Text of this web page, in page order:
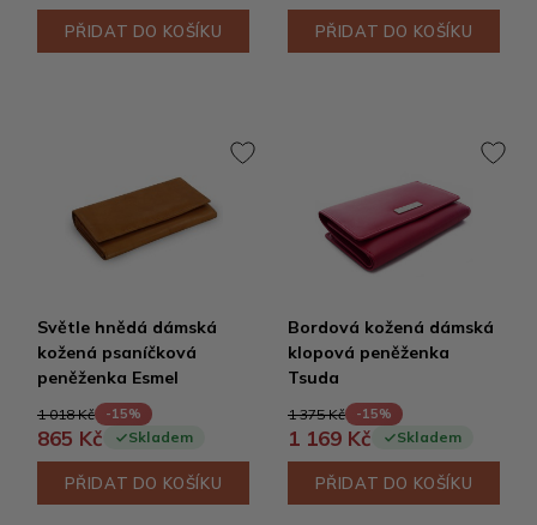
PŘIDAT DO KOŠÍKU PŘIDAT DO KOŠÍKU
Světle hnědá dámská
kožená psaníčková
peněženka Esmel
1 018 Kč -15%
865 Kč Skladem
PŘIDAT DO KOŠÍKU
Bordová kožená dámská
klopová peněženka
Tsuda
1 375 Kč -15%
1 169 Kč Skladem
PŘIDAT DO KOŠÍKU